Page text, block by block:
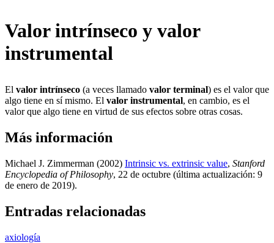
Valor intrínseco y valor
instrumental
El valor intrínseco (a veces llamado valor terminal) es el valor que
algo tiene en sí mismo. El valor instrumental, en cambio, es el
valor que algo tiene en virtud de sus efectos sobre otras cosas.
Más información
Michael J. Zimmerman (2002) Intrinsic vs. extrinsic value, Stanford
Encyclopedia of Philosophy, 22 de octubre (última actualización: 9
de enero de 2019).
Entradas relacionadas
axiología